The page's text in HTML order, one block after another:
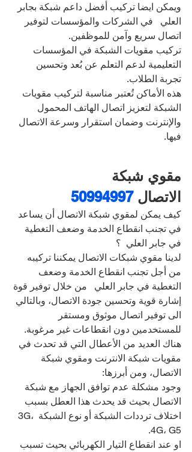
ويمكن ايضا تركيب أفضل داعم شبكة بجابر
العلي   في الشركات والمؤسسات لتوفير
اتصال سريع وآمن للموظفين.
تركيب مقويات الشبكة في المؤسسات
التعليمية لدعم التعلم عن بُعد وتحسين
تجربة الطلاب.
هذه الأماكن تُعتبر مناسبة لتركيب مقويات
الشبكة لتعزيز اتصال الهاتف المحمول
والإنترنت وضمان استقرار وسرعة الاتصال
فيها.
مقوي شبكة
الاتصال 50994997
كيف يمكن لمقوي شبكة الاتصال أن يساعد
في تجنب انقطاع الخدمة وضعف التغطية
في جابر العلي  ؟
لدينا مقوي شبكات الاتصال يمكننا تركيبه
من أجل تجنب انقطاع الخدمة وضعف
التغطية في جابر العلي   من خلال توفير قوة
إشارة قوية وتحسين جودة الاتصال، وبالتالي
الى توفير اتصال موثوق ومستقر
للمستخدمين دون انقطاعات غير مرغوبة.
هناك العديد من الأعطال التي قد تحدث في
مقويات شبكة الانترنت ومقوي شبكة
الاتصال، ومن أبرزها:
وجود مشكلة عدم توافق الجهاز مع شبكة
الاتصال بحيث قد يحدث هذا العطل بسبب
اختلاف ترددات الشبكة أو نوع الشبكة 3G،
4G، G5.
او عند انقطاع التيار الكهربائي بحيث تسبب